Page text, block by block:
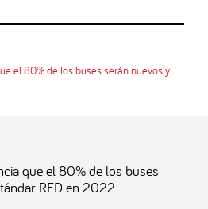
el 80% de los buses serán nuevos y
que el 80% de los buses
RED en 2022